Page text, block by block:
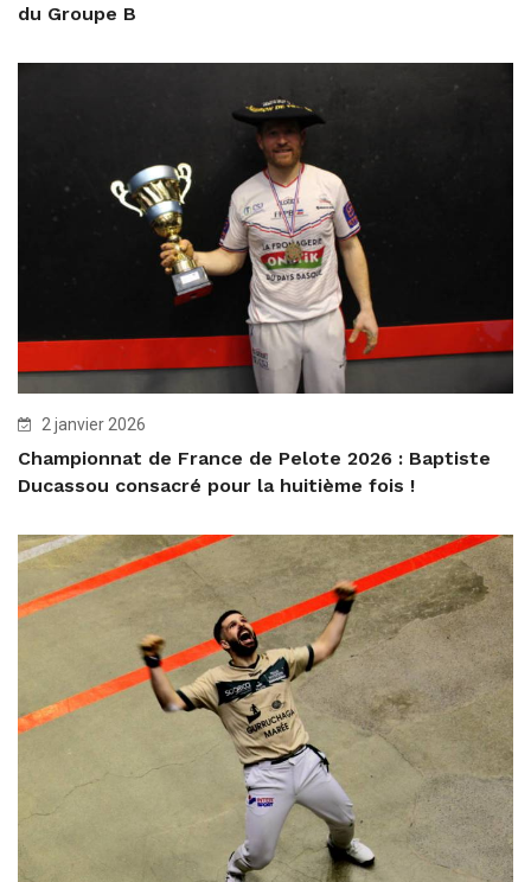
du Groupe B
2 janvier 2026
Championnat de France de Pelote 2026 : Baptiste
Ducassou consacré pour la huitième fois !